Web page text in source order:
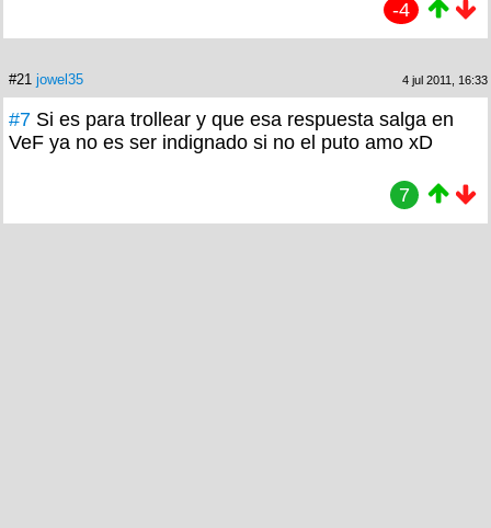
-4
#21 jowel35 4 jul 2011, 16:33
#7 Si es para trollear y que esa respuesta salga en
VeF ya no es ser indignado si no el puto amo xD
7